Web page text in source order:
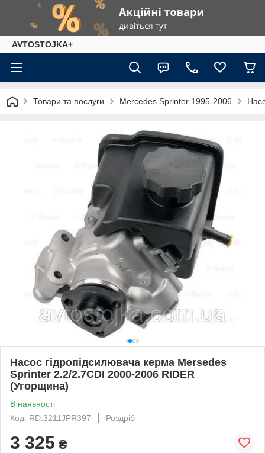
AVTOSTOJKA+
Товари та послуги Mercedes Sprinter 1995-2006
Насос гідропідсилювача керма Mersedes
Sprinter 2.2/2.7CDI 2000-2006 RIDER
(Угорщина)
В наявності
Код: RD.3211JPR397
Роздріб
3 325 ₴